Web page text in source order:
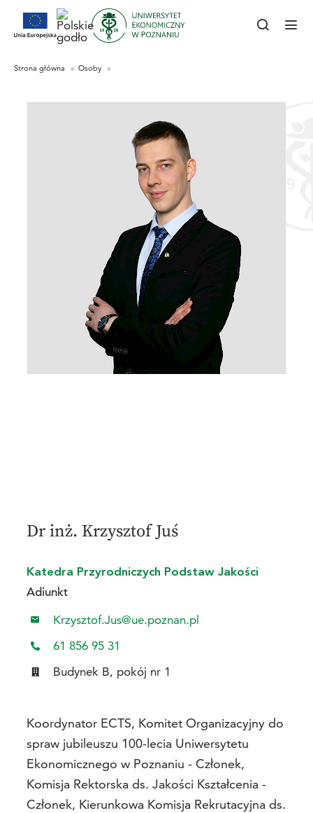
Dr inż. Krzysztof Juś
Katedra Przyrodniczych Podstaw Jakości
Adiunkt
Krzysztof.Jus@ue.poznan.pl
61 856 95 31
Budynek B, pokój nr 1
Koordynator ECTS, Komitet Organizacyjny do
spraw jubileuszu 100-lecia Uniwersytetu
Ekonomicznego w Poznaniu - Członek,
Komisja Rektorska ds. Jakości Kształcenia -
Członek, Kierunkowa Komisja Rekrutacyjna ds.